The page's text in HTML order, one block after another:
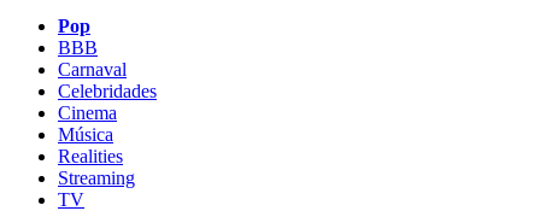
Pop
BBB
Carnaval
Celebridades
Cinema
Música
Realities
Streaming
TV